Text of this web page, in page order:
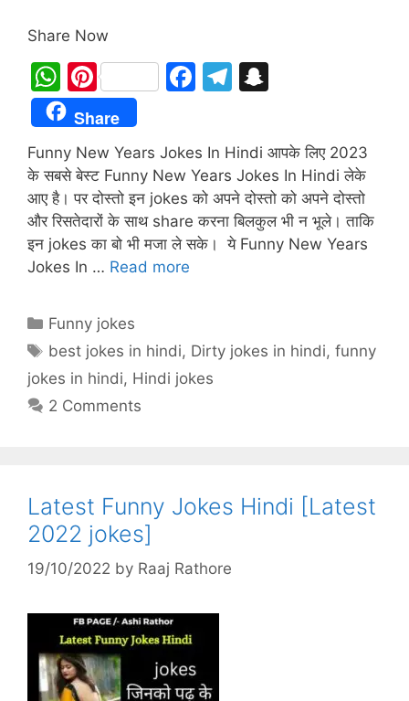
Share Now
W
h
at
s
A
p
p
Pi
nt
er
e
st
F
e
b
o
o
T
gr
a
m
p
c
h
at
Share
Funny New Years Jokes In Hindi आपके लिए 2023
के सबसे बेस्ट Funny New Years Jokes In Hindi लेके
आए है। पर दोस्तो इन jokes को अपने दोस्तो को अपने दोस्तो
और रिसतेदारों के साथ share करना बिलकुल भी न भूले। ताकि
इन jokes का बो भी मजा ले सके। ये Funny New Years
Jokes In … Read more
Categories
Funny jokes
Tags
best jokes in hindi, Dirty jokes in hindi,funny
jokes in hindi, Hindi jokes
2 Comments
Latest Funny Jokes Hindi [Latest
2022 jokes]
19/10/2022 by Raaj Rathore